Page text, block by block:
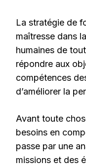
La stratégie de
maîtresse dans
humaines de
répondre aux
compétences
d’améliorer la
Avant toute
besoins en
passe par une
missions et des